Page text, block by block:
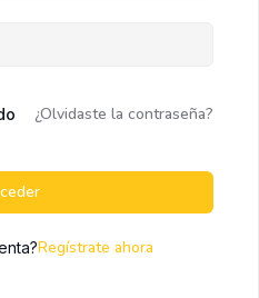
¿Olvidaste la contraseña?
Regístrate ahora